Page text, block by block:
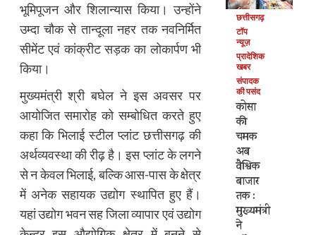
भूमिपूजन और शिलान्यास किया। उन्होंने
उम्दा चौक से तान्दूला नहर तक नवनिर्मित
सीमेंट एवं कांक्रीट सड़क का लोकार्पण भी
किया।
मुख्यमंत्री श्री बघेल ने इस अवसर पर
आयोजित समारोह को सम्बोधित करते हुए
कहा कि भिलाई स्टील प्लांट छत्तीसगढ़ की
अर्थव्यवस्था की रीढ़ है। इस प्लांट के लगने
से न केवल भिलाई, बल्कि आस-पास के क्षेत्र
में अनेक सहायक उद्योग स्थापित हुए हैं।
यहां उद्योग भवन सह जिला व्यापार एवं उद्योग
छत्तीसगढ़
टॉप
न्यूज़
प्रादेशिक
खबर
संपादक
की पसंद
कोसा
की
चमक
अब
वैश्विक
बाजार
तक :
मुख्यमंत्री
ने